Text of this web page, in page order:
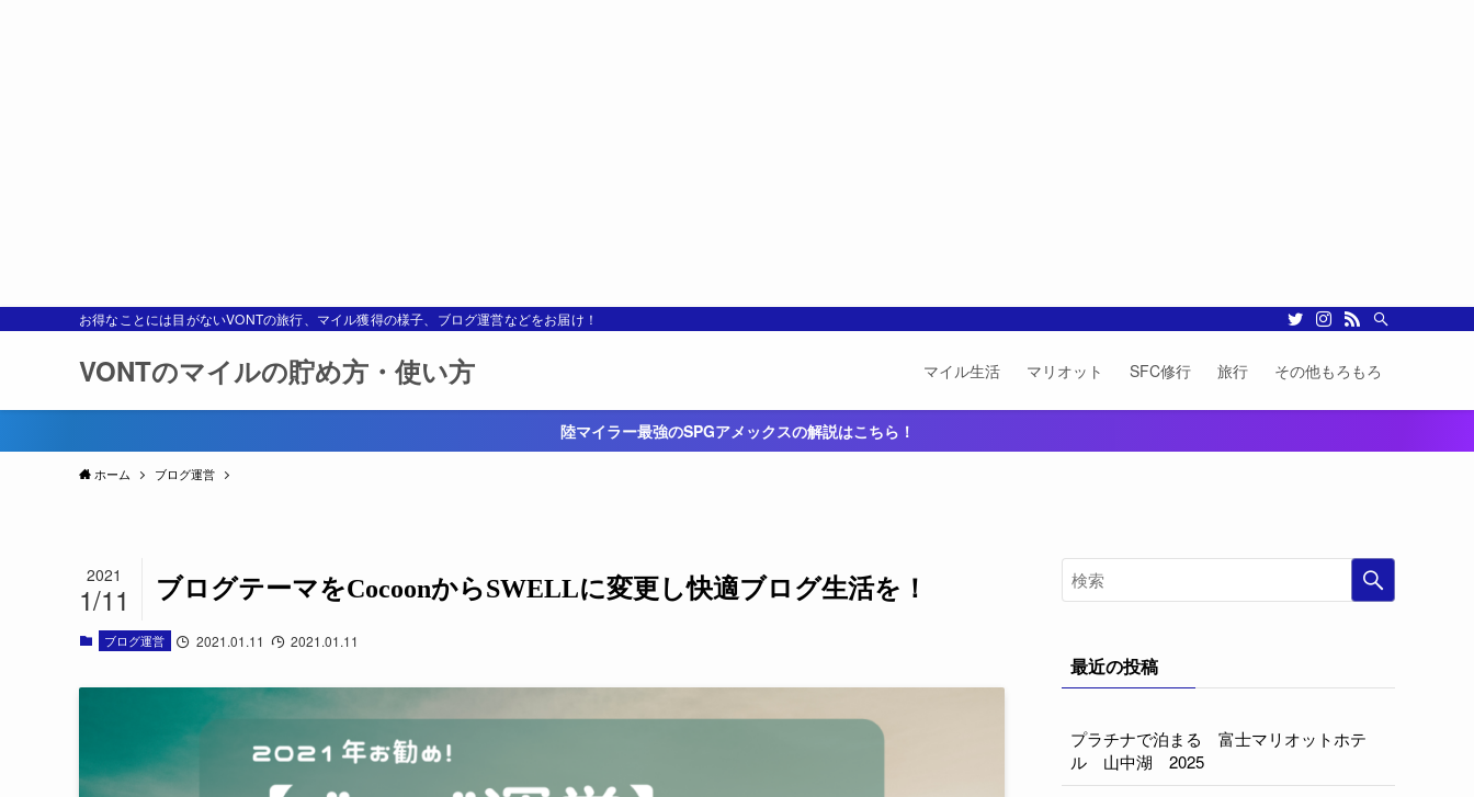
お得なことには目がないVONTの旅行、マイル獲得の様子、ブログ運営などをお届け！
VONTのマイルの貯め方・使い方 マイル生活 マリオット SFC修行 旅行 その他もろもろ
陸マイラー最強のSPGアメックスの解説はこちら！
ホーム ブログ運営
ブログテーマをCocoonからSWELLに変更し快適ブログ生活を！
2021
1/11
ブログ運営 2021.01.11 2021.01.11
最近の投稿
プラチナで泊まる 富士マリオットホテ
ル 山中湖 2025